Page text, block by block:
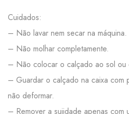
Cuidados:
– Não lavar nem secar na máquina.
– Não molhar completamente.
– Não colocar o calçado ao sol ou
– Guardar o calçado na caixa com
não deformar.
– Remover a sujidade apenas com